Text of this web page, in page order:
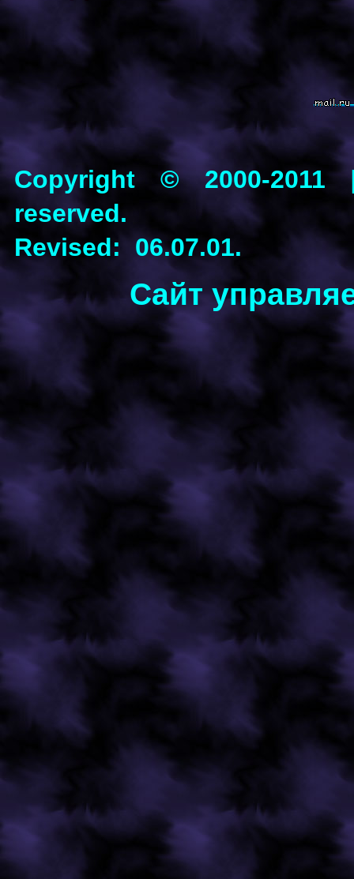
Copyright © 2000-
reserved.
Revised: 06.07.01.
Сайт